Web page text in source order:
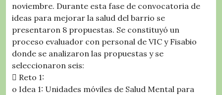
noviembre. Durante esta fase de convocatoria de
ideas para mejorar la salud del barrio se
presentaron 8 propuestas. Se constituyó un
proceso evaluador con personal de VIC y Fisabio
donde se analizaron las propuestas y se
seleccionaron seis:
 Reto 1:
o Idea 1: Unidades móviles de Salud Mental para